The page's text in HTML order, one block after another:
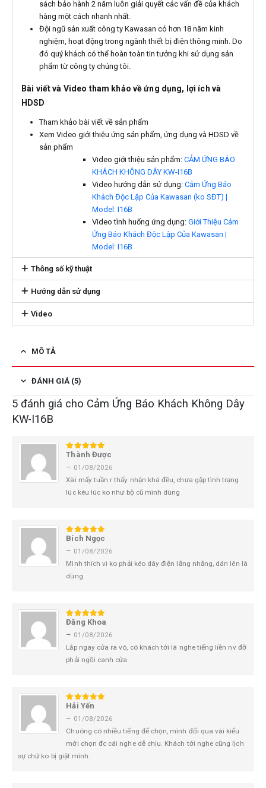
sách bảo hành 2 năm luôn giải quyết các vấn đề của khách
hàng một cách nhanh nhất.
Đội ngũ sản xuất công ty Kawasan có hơn 18 năm kinh
nghiệm, hoạt động trong ngành thiết bị điện thông minh. Do
đó quý khách có thể hoàn toàn tin tưởng khi sử dụng sản
phẩm từ công ty chúng tôi.
Bài viết và Video tham khảo về ứng dụng, lợi ích và
HDSD
Tham khảo bài viết về sản phẩm
Xem Video giới thiệu ứng sản phẩm, ứng dụng và HDSD về
sản phẩm
Video giới thiệu sản phẩm: CẢM ỨNG BÁO
KHÁCH KHÔNG DÂY KW-I16B
Video hướng dẫn sử dụng: Cảm Ứng Báo
Khách Độc Lập Của Kawasan (ko SĐT) |
Model: I16B
Video tình huống ứng dụng: Giới Thiệu Cảm
Ứng Báo Khách Độc Lập Của Kawasan |
Model: I16B
Thông số kỹ thuật
Hướng dẫn sử dụng
Video
MÔ TẢ
ĐÁNH GIÁ (5)
5 đánh giá cho Cảm Ứng Báo Khách Không Dây
KW-I16B
5 trên 5
Thành Được
– 01/08/2026
Xài mấy tuần r thấy nhận khá đều, chưa gặp tình trạng
lúc kêu lúc ko như bộ cũ mình dùng
5trên 5
Bích Ngọc
– 01/08/2026
Mình thích vì ko phải kéo dây điện lằng nhằng, dán lên là
dùng
5trên 5
Đăng Khoa
– 01/08/2026
Lắp ngay cửa ra vô, có khách tới là nghe tiếng liền nv đỡ
phải ngồi canh cửa
5 trên 5
Hải Yến
– 01/08/2026
Chuông có nhiều tiếng để chọn, mình đổi qua vài kiểu
mới chọn đc cái nghe dễ chịu. Khách tới nghe cũng lịch
sự chứ ko bị giật mình.